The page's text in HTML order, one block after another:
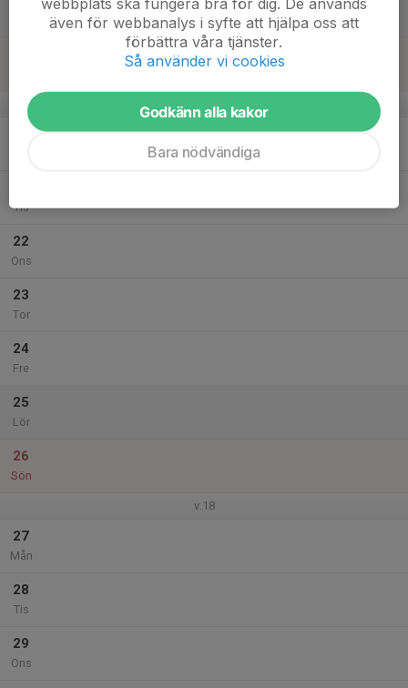
v.17
Tis
22
Ons
23
Tor
24
Fre
25
Lör
26
Sön
v.18
27
Mån
28
Tis
29
Ons
även för webbanalys i syfte att hjälpa oss att
förbättra våra tjänster.
Så använder vi cookies
Godkänn alla kakor
Bara nödvändiga